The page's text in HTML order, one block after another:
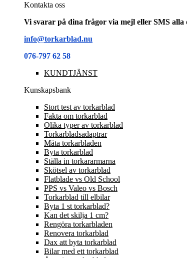
Kontakta oss
Vi svarar på dina frågor via mejl eller SMS
info@torkarblad.nu
076-797 62 58
KUNDTJÄNST
Kunskapsbank
Stort test av torkarblad
Fakta om torkarblad
Olika typer av torkarblad
Torkarbladsadaptrar
Mäta torkarbladen
Byta torkarblad
Ställa in torkararmarna
Skötsel av torkarblad
Flatblade vs Old School
PPS vs Valeo vs Bosch
Torkarblad till elbilar
Byta 1 st torkarblad?
Kan det skilja 1 cm?
Rengöra torkarbladen
Renovera torkarblad
Dax att byta torkarblad
Bilar med ett torkarblad